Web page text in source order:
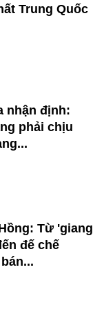
Trung Quốc
nhận định:
phải chịu
Từ 'giang
đế chế